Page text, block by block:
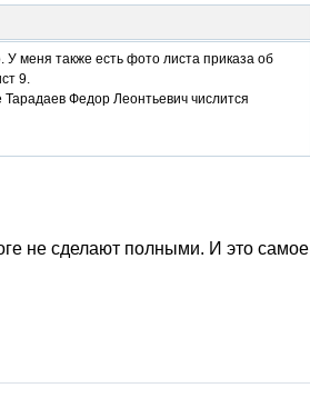
меня также есть фото листа приказа об
9.
Федор Леонтьевич числится
не сделают полными. И это самое